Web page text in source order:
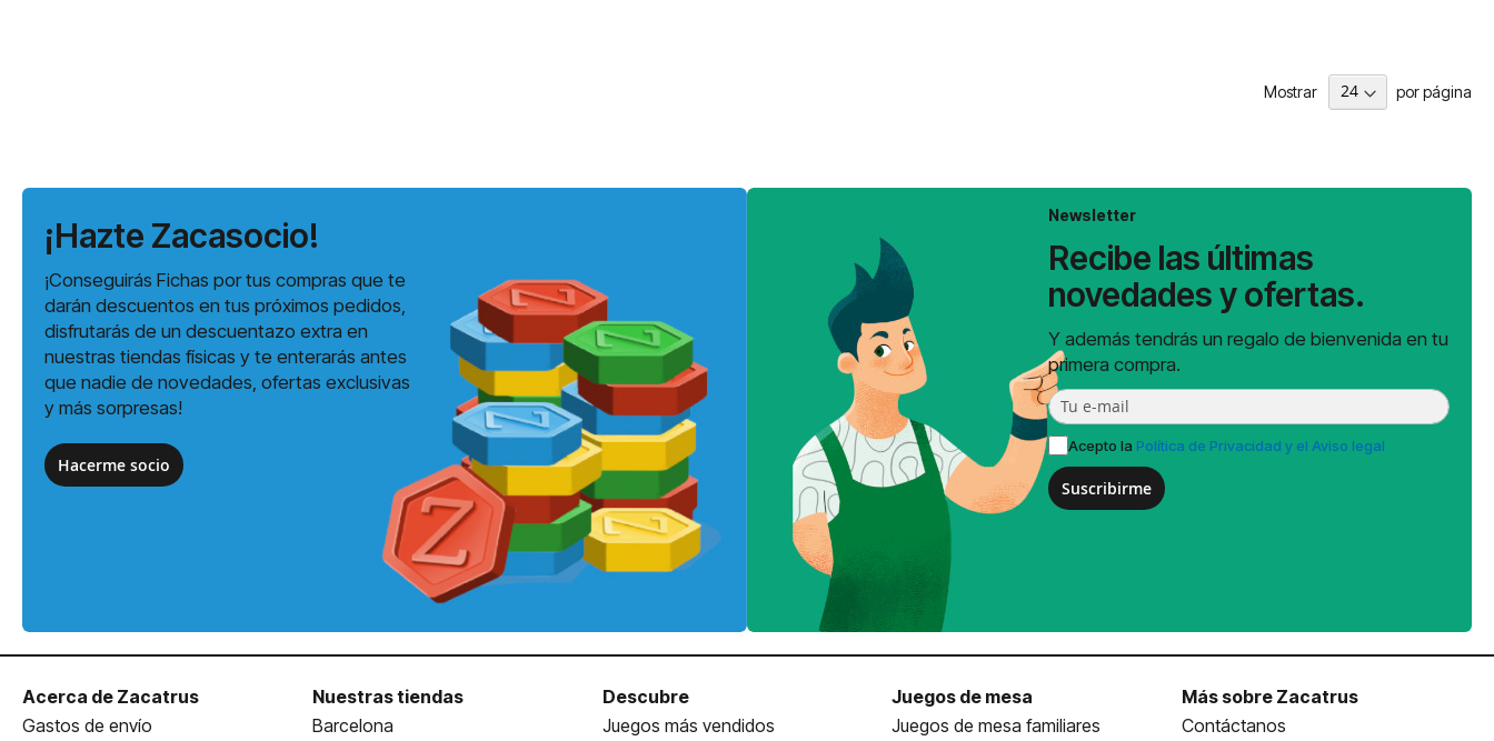
Mostrar por página
¡Hazte Zacasocio!
¡Conseguirás Fichas por tus compras que te
darán descuentos en tus próximos pedidos,
disfrutarás de un descuentazo extra en
nuestras tiendas físicas y te enterarás antes
que nadie de novedades, ofertas exclusivas
y más sorpresas!
Hacerme socio
Newsletter
Recibe las últimas
novedades y ofertas.
Y además tendrás un regalo de bienvenida en tu
primera compra.
Acepto la Política de Privacidad y el Aviso legal
Suscribirme
Acerca de Zacatrus
Gastos de envío
Nuestras tiendas
Barcelona
Descubre
Juegos más vendidos
Juegos de mesa
Juegos de mesa familiares
Más sobre Zacatrus
Contáctanos